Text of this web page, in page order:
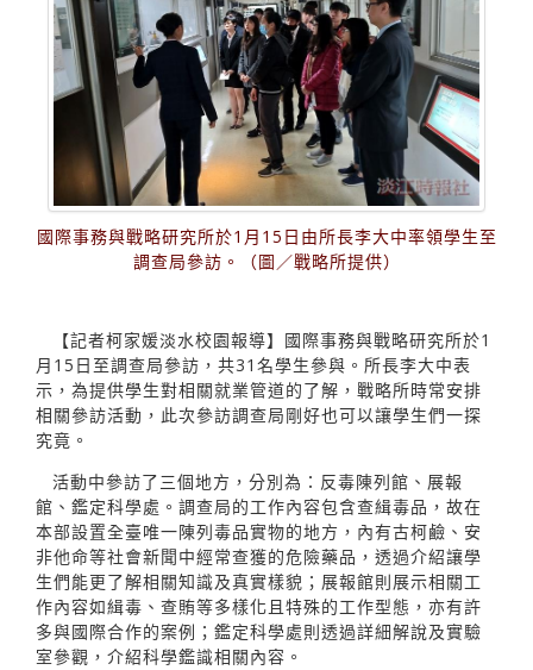
國際事務與戰略研究所於1月15日由所長李大中率領學生至
調查局參訪。（圖／戰略所提供）
【記者柯家媛淡水校園報導】國際事務與戰略研究所於1
月15日至調查局參訪，共31名學生參與。所長李大中表
示，為提供學生對相關就業管道的了解，戰略所時常安排
相關參訪活動，此次參訪調查局剛好也可以讓學生們一探
究竟。
活動中參訪了三個地方，分別為：反毒陳列館、展報
館、鑑定科學處。調查局的工作內容包含查緝毒品，故在
本部設置全臺唯一陳列毒品實物的地方，內有古柯鹼、安
非他命等社會新聞中經常查獲的危險藥品，透過介紹讓學
生們能更了解相關知識及真實樣貌；展報館則展示相關工
作內容如緝毒、查賄等多樣化且特殊的工作型態，亦有許
多與國際合作的案例；鑑定科學處則透過詳細解說及實驗
室參觀，介紹科學鑑識相關內容。